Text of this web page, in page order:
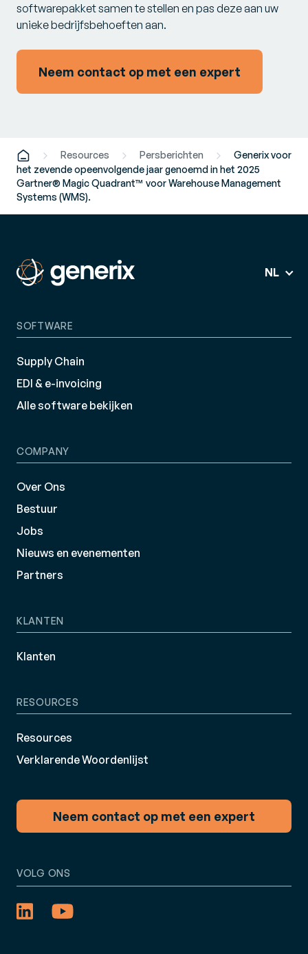
softwarepakket samen te stellen en pas deze aan uw
unieke bedrijfsbehoeften aan.
Neem contact op met een expert
Resources Persberichten
Generix voor
het zevende opeenvolgende jaar genoemd in het 2025
Gartner® Magic Quadrant™ voor Warehouse Management
Systems (WMS).
NL
SOFTWARE
Supply Chain
EDI & e-invoicing
Alle software bekijken
COMPANY
Over Ons
Bestuur
Jobs
Nieuws en evenementen
Partners
KLANTEN
Klanten
RESOURCES
Resources
Verklarende Woordenlijst
Neem contact op met een expert
VOLG ONS